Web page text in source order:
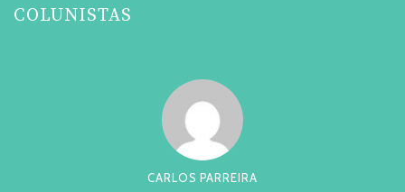
COLUNISTAS
CARLOS PARREIRA